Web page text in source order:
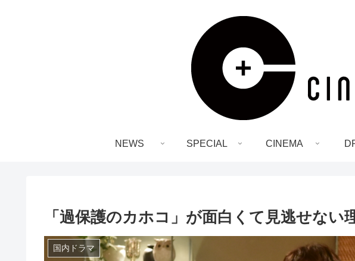
NEWS SPECIAL CINEMA
「過保護のカホコ」が面白くて見逃せない
国内ドラマ